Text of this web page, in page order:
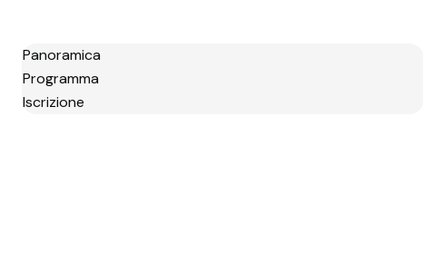
Panoramica
Programma
Iscrizione